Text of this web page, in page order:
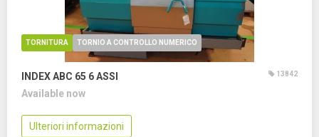
TORNITURA TORNIO A CONTROLLO NUMERICO
INDEX ABC 65 6 ASSI 13842
Available now
Ulteriori informazioni